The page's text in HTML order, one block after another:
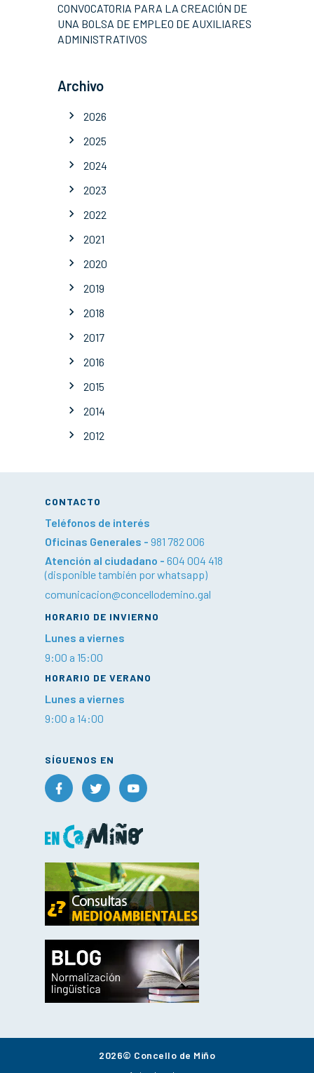
CONVOCATORIA PARA LA CREACIÓN DE
UNA BOLSA DE EMPLEO DE AUXILIARES
ADMINISTRATIVOS
Archivo
2026
2025
2024
2023
2022
2021
2020
2019
2018
2017
2016
2015
2014
2012
CONTACTO
Teléfonos de interés
Oficinas Generales - 981 782 006
Atención al ciudadano - 604 004 418
(disponible también por whatsapp)
comunicacion@concellodemino.gal
HORARIO DE INVIERNO
Lunes a viernes
9:00 a 15:00
HORARIO DE VERANO
Lunes a viernes
9:00 a 14:00
SÍGUENOS EN
2026© Concello de Miño